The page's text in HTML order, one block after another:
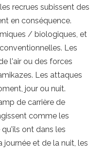
recrues subissent des
en conséquence.
/ biologiques, et
Les
l'air ou des forces
Les attaques
jour ou nuit.
de carrière de
comme les
ont dans les
journée et de la nuit, les